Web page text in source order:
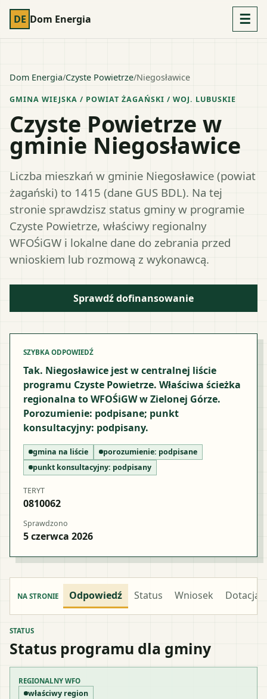
DE Dom Energia ☰
Dom Energia/Czyste Powietrze/Niegosławice
GMINA WIEJSKA / POWIAT ŻAGAŃSKI / WOJ. LUBUSKIE
Czyste Powietrze w
gminie Niegosławice
Liczba mieszkań w gminie Niegosławice (powiat
żagański) to 1415 (dane GUS BDL). Na tej
stronie sprawdzisz status gminy w programie
Czyste Powietrze, właściwy regionalny
WFOŚiGW i lokalne dane do zebrania przed
wnioskiem lub rozmową z wykonawcą.
Sprawdź dofinansowanie
SZYBKA ODPOWIEDŹ
Tak. Niegosławice jest w centralnej liście
programu Czyste Powietrze. Właściwa ścieżka
regionalna to WFOŚiGW w Zielonej Górze.
Porozumienie: podpisane; punkt
konsultacyjny: podpisany.
gmina na liście porozumienie: podpisane
punkt konsultacyjny: podpisany
TERYT
0810062
Sprawdzono
5 czerwca 2026
NA STRONIE Odpowiedź Status Wniosek Dotacja
STATUS
Status programu dla gminy
REGIONALNY WFO
właściwy region